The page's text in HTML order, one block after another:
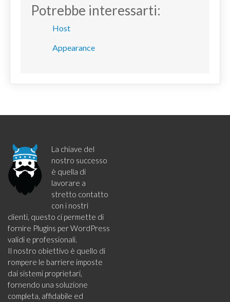
Potrebbe interessarti:
Host
Appearance
La chiave del
nostro successo
è quella di
lavorare a
stretto contatto
con i nostri
clienti, questo ci permette di
fornire Plugins per WordPress
validi e professionali.
Il nostro obiettivo è quello di
rompere le barriere imposte
dai sistemi proprietari,
fornendo una soluzione
completa, affidabile ed